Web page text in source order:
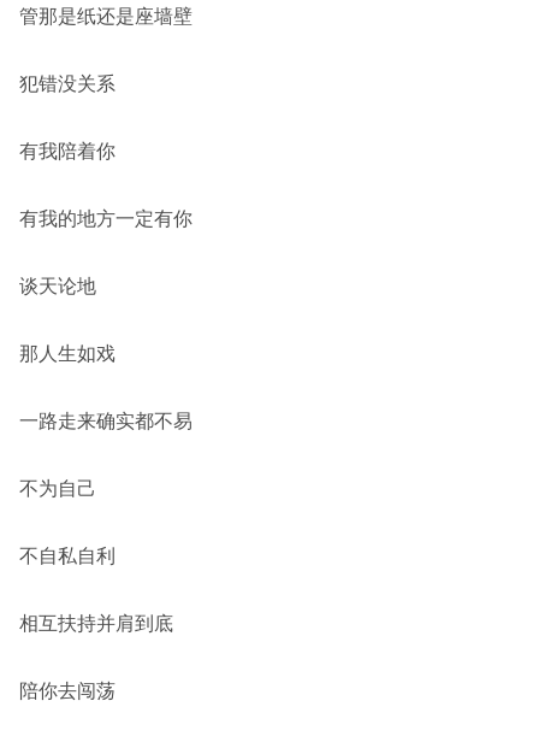
管那是纸还是座墙壁
犯错没关系
有我陪着你
有我的地方一定有你
谈天论地
那人生如戏
一路走来确实都不易
不为自己
不自私自利
相互扶持并肩到底
陪你去闯荡